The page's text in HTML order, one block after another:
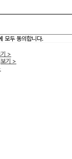
모두 동의합니다.
기 >
보기 >